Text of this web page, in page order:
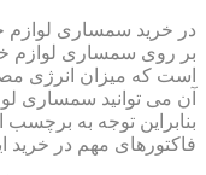
در خرید سمساری لوازم
بر روی سمساری لوازم
است که میزان انرژی
آن می توانید سمساری
بنابراین توجه به
فاکتورهای مهم در